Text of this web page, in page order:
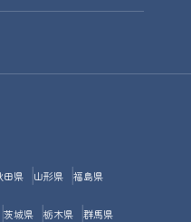
田県 山形県 福島県
茨城県 栃木県 群馬県